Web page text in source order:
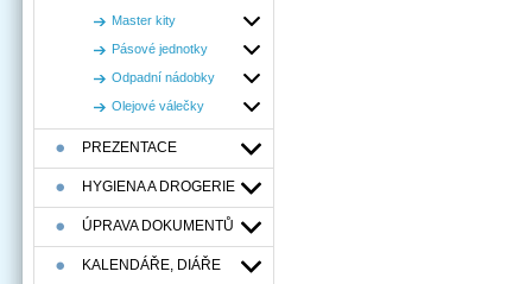
Master kity
Pásové jednotky
Odpadní nádobky
Olejové válečky
PREZENTACE
HYGIENA A DROGERIE
ÚPRAVA DOKUMENTŮ
KALENDÁŘE, DIÁŘE